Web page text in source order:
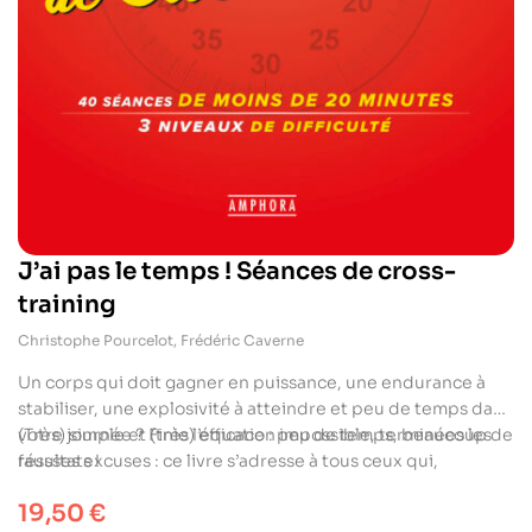
J’ai pas le temps ! Séances de cross-
training
Christophe Pourcelot, Frédéric Caverne
Un corps qui doit gagner en puissance, une endurance à
stabiliser, une explosivité à atteindre et peu de temps dans
votre journée ? Finie l’équation impossible, terminées les
fausses excuses : ce livre s’adresse à tous ceux qui,
résistant, mais qui n’ont pas (beaucoup) de temps. Pas
(Très) simple et (très) efficace : peu de temps, beaucoup de
résultats !
19,50 €